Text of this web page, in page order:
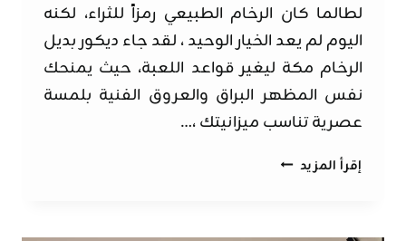
​لطالما كان الرخام الطبيعي رمزاً للثراء، لكنه
اليوم لم يعد الخيار الوحيد ، لقد جاء ديكور بديل
الرخام مكة ليغير قواعد اللعبة، حيث يمنحك
نفس المظهر البراق والعروق الفنية بلمسة
عصرية تناسب ميزانيتك ،…
إقرأ المزيد ديكور